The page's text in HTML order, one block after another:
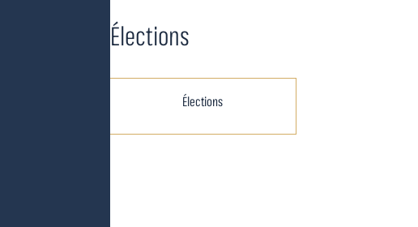
Élections
Élections